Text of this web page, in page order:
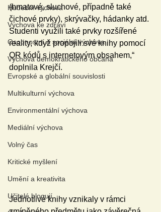
Hudební výchova
Výchova ke zdraví
Osobnostní a sociální výchova
Výchova demokratického občana
Evropské a globální souvislosti
Multikulturní výchova
Environmentální výchova
Mediální výchova
Volný čas
Kritické myšlení
Umění a kreativita
Učitelé blogují
(hmatové, sluchové, případně také
čichové prvky), skrývačky, hádanky atd.
Studenti využili také prvky rozšířené
reality, když propojili své knihy pomocí
QR kódů s internetovým obsahem,“
doplnila Krejčí.
Jednotlivé knihy vznikaly v rámci